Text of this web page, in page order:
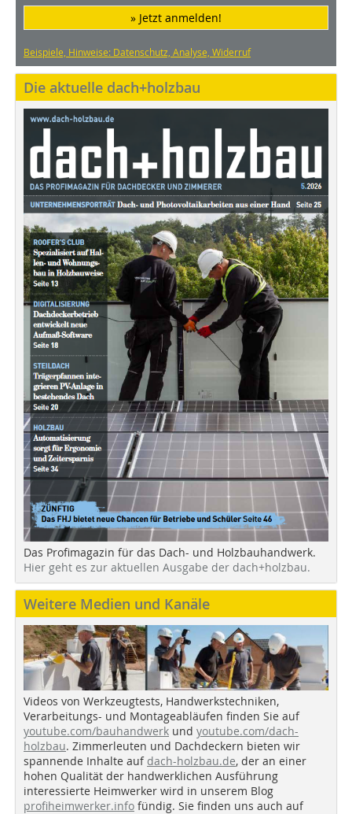
» Jetzt anmelden!
Beispiele, Hinweise: Datenschutz, Analyse, Widerruf
Die aktuelle dach+holzbau
Das Profimagazin für das Dach- und Holzbauhandwerk.
Hier geht es zur aktuellen Ausgabe der dach+holzbau.
Weitere Medien und Kanäle
Videos von Werkzeugtests, Handwerkstechniken,
Verarbeitungs- und Montageabläufen finden Sie auf
youtube.com/bauhandwerk und youtube.com/dach-
holzbau. Zimmerleuten und Dachdeckern bieten wir
spannende Inhalte auf dach-holzbau.de, der an einer
hohen Qualität der handwerklichen Ausführung
interessierte Heimwerker wird in unserem Blog
profiheimwerker.info fündig. Sie finden uns auch auf